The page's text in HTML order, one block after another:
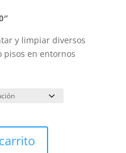
y limpiar diversos
pisos en entornos